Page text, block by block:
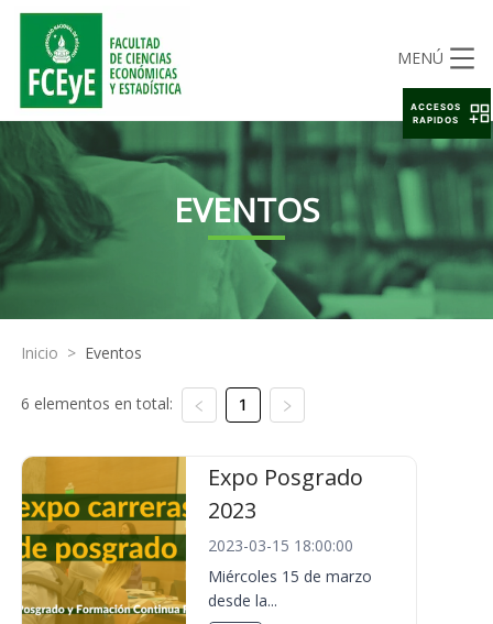
MENÚ
EVENTOS
Inicio > Eventos
6 elementos en total: 1
Expo Posgrado
2023
2023-03-15 18:00:00
Miércoles 15 de marzo
desde la...
ACCESOS
RAPIDOS